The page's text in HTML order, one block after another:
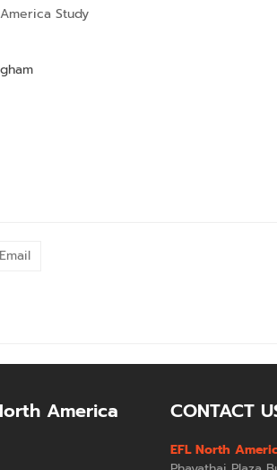
Study
America
CONTACT
EFL North